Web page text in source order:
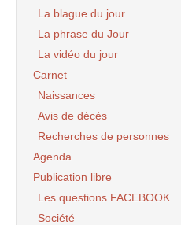
La blague du jour
La phrase du Jour
La vidéo du jour
Carnet
Naissances
Avis de décès
Recherches de personnes
Agenda
Publication libre
Les questions FACEBOOK
Société